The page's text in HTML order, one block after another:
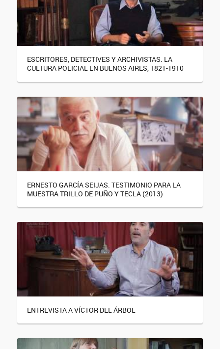
ESCRITORES, DETECTIVES Y ARCHIVISTAS. LA
CULTURA POLICIAL EN BUENOS AIRES, 1821-1910
ERNESTO GARCÍA SEIJAS. TESTIMONIO PARA LA
MUESTRA TRILLO DE PUÑO Y TECLA (2013)
ENTREVISTA A VÍCTOR DEL ÁRBOL